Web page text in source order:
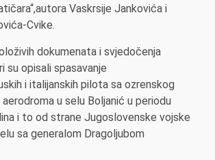
Vaskrsije Jankovića i
Cvike.
dokumenata i svjedočenja
su opisali spasavanje
i italijanskih pilota sa ozrenskog
u selu Boljanić u periodu
i to od strane Jugoslovenske vojske
sa generalom Dragoljubom